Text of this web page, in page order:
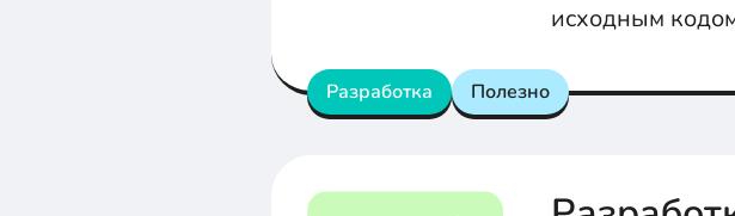
Разработка Полезно
исходным
свои